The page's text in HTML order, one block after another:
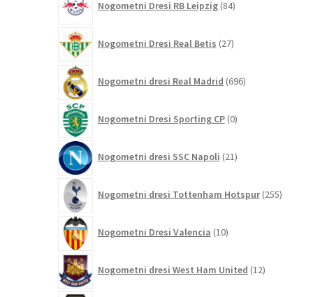
Nogometni Dresi RB Leipzig 84izdelkov
Nogometni Dresi Real Betis 27izdelkov
Nogometni dresi Real Madrid 696izdelkov
Nogometni Dresi Sporting CP 0izdelkov
Nogometni dresi SSC Napoli 21izdelkov
Nogometni dresi Tottenham Hotspur 255
Nogometni Dresi Valencia 10izdelkov
Nogometni dresi West Ham United 12izdelkov